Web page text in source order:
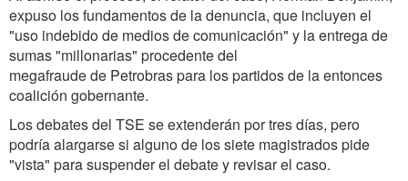
expuso los fundamentos de la denuncia, que incluyen el
"uso indebido de medios de comunicación" y la entrega de
sumas "millonarias" procedente del
megafraude de Petrobras para los partidos de la entonces
coalición gobernante.
Los debates del TSE se extenderán por tres días, pero
podría alargarse si alguno de los siete magistrados pide
"vista" para suspender el debate y revisar el caso.